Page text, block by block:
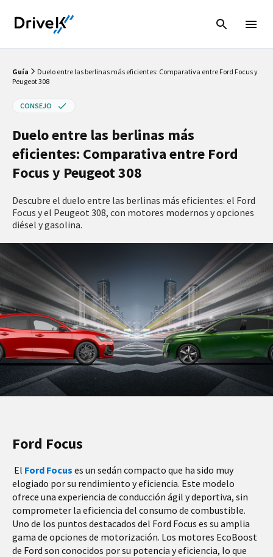
Guía
Duelo entre las berlinas más eficientes: Comparativa entre Ford Focus y
Peugeot 308
CONSEJO
Duelo entre las berlinas más
eficientes: Comparativa entre Ford
Focus y Peugeot 308
Descubre el duelo entre las berlinas más eficientes: el Ford
Focus y el Peugeot 308, con motores modernos y opciones
diésel y gasolina.
Ford Focus
El Ford Focus es un sedán compacto que ha sido muy
elogiado por su rendimiento y eficiencia. Este modelo
ofrece una experiencia de conducción ágil y deportiva, sin
comprometer la eficiencia del consumo de combustible.
Uno de los puntos destacados del Ford Focus es su amplia
gama de opciones de motorización. Los motores EcoBoost
de Ford son conocidos por su potencia y eficiencia, lo que